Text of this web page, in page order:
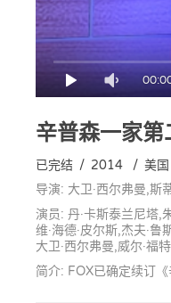
辛普森一家第
已完结 / 2014 / 美国
导演: 大卫·西尔弗曼,斯
演员: 丹·卡斯泰兰尼塔,
维·海德·皮尔斯,杰夫·
大卫·西尔弗曼,威尔·福
简介: FOX已确定续订